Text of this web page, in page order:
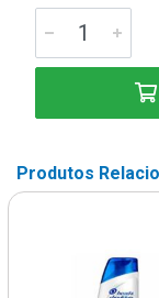
Produtos